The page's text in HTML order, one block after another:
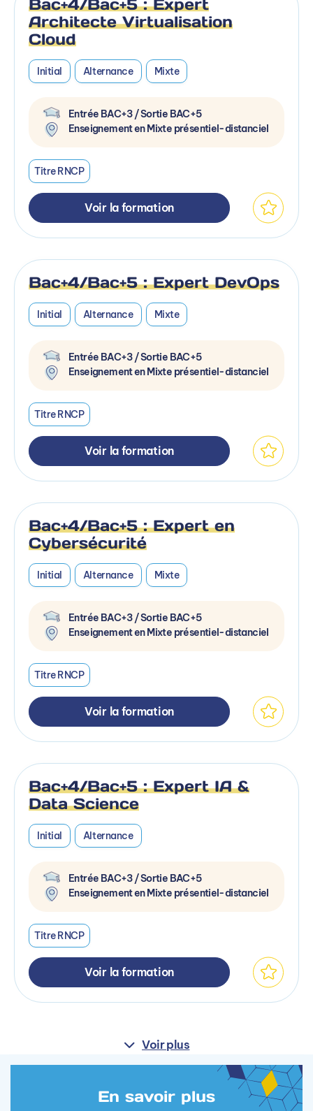
Bac+4/Bac+5 : Expert
Architecte Virtualisation
Cloud
Initial Alternance Mixte
Entrée BAC+3 / Sortie BAC+5
Enseignement en Mixte présentiel-distanciel
Titre RNCP
Voir la formation
Bac+4/Bac+5 : Expert DevOps
Initial Alternance Mixte
Entrée BAC+3 / Sortie BAC+5
Enseignement en Mixte présentiel-distanciel
Titre RNCP
Voir la formation
Bac+4/Bac+5 : Expert en
Cybersécurité
Initial Alternance Mixte
Entrée BAC+3 / Sortie BAC+5
Enseignement en Mixte présentiel-distanciel
Titre RNCP
Voir la formation
Bac+4/Bac+5 : Expert IA &
Data Science
Initial Alternance
Entrée BAC+3 / Sortie BAC+5
Enseignement en Mixte présentiel-distanciel
Titre RNCP
Voir la formation
Voir plus
En savoir plus